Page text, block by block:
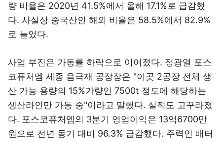
량 비율은 2020년 41.5%에서 올해 17.1%로 급감했
다. 사실상 중국산인 해외 비율은 58.5%에서 82.9%
로 늘었다.
사업 부진은 가동률 하락으로 이어졌다. 정광열 포스
코퓨처엠 세종 음극재 공장장은 "이곳 2공장 전체 생
산 가능 용량의 15%가량인 7500t 정도에 해당하는
생산라인만 가동 중"이라고 말했다. 실적도 고꾸라졌
다. 포스코퓨처엠의 3분기 영업이익은 13억6700만
원으로 전년 동기 대비 96.3% 급감했다. 주력인 배터